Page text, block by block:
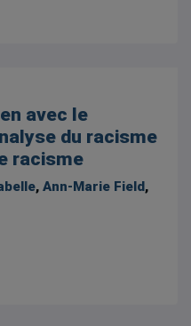
avec le
du racisme
racisme
,Ann-Marie Field,